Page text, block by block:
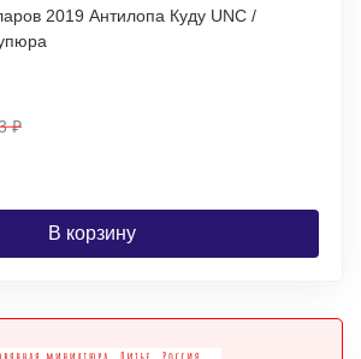
2019 Антилопа Куду UNC /
₽
В корзину